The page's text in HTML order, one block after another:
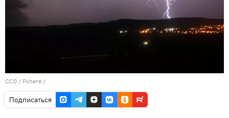
CC0 / Pxhere /
Подписаться